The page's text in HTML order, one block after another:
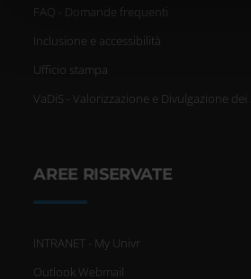
nostri partner che si occupano di
pubblicità e social media, i quali
raccolto dal tuo utilizzo dei loro
FAQ - Domande frequenti
Inclusione e accessibilità
Ufficio stampa
VaDiS - Valorizzazione e Divulgazione dei
AREE RISERVATE
INTRANET - My Univr
Outlook Webmail